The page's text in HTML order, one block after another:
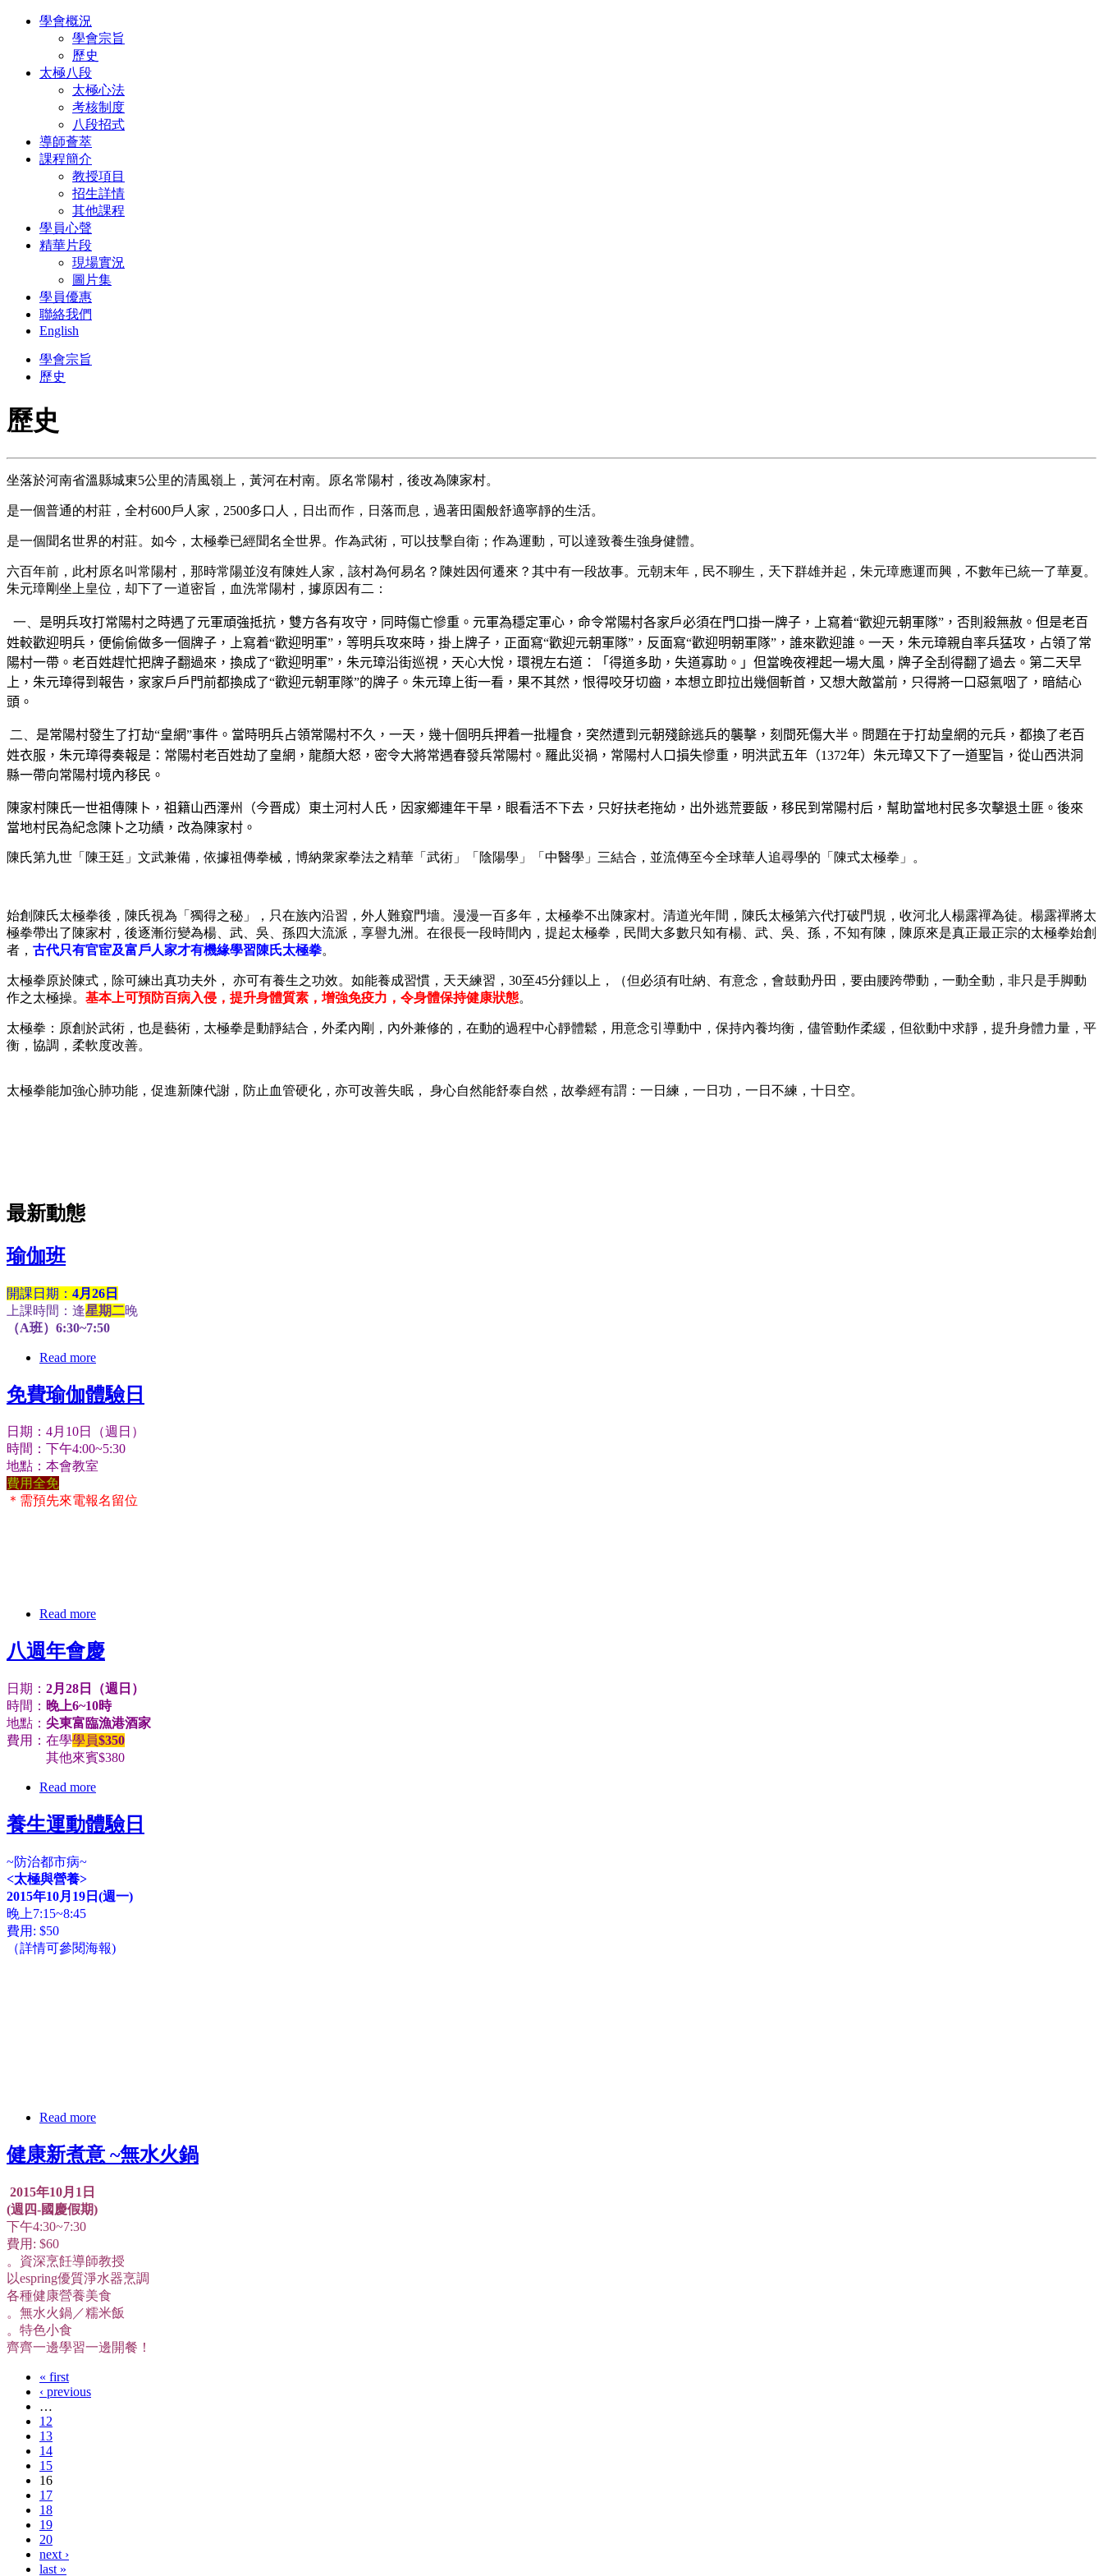
學會概況
學會宗旨
歷史
太極八段
太極心法
考核制度
八段招式
導師薈萃
課程簡介
教授項目
招生詳情
其他課程
學員心聲
精華片段
現場實況
圖片集
學員優惠
聯絡我們
English
學會宗旨
歷史
歷史
坐落於河南省溫縣城東5公里的清風嶺上，黃河在村南。原名常陽村，後改為陳家村。
是一個普通的村莊，全村600戶人家，2500多口人，日出而作，日落而息，過著田園般舒適寧靜的生活。
是一個聞名世界的村莊。如今，太極拳已經聞名全世界。作為武術，可以技擊自衛；作為運動，可以達致養生強身健體。
六百年前，此村原名叫常陽村，那時常陽並沒有陳姓人家，該村為何易名？陳姓因何遷來？其中有一段故事。元朝末年，民不聊生，天下群雄并起，朱元璋應運而興，不數年已統一了華夏。
朱元璋剛坐上皇位，却下了一道密旨，血洗常陽村，據原因有二：
一、 是明兵攻打常陽村之時遇了元軍頑強抵抗，雙方各有攻守，同時傷亡慘重。元軍為穩定軍心，命令常陽村各家戶必須在門口掛一牌子，上寫着“歡迎元朝軍隊”，否則殺無赦。但是老百
姓較歡迎明兵，便偷偷做多一個牌子，上寫着“歡迎明軍”，等明兵攻來時，掛上牌子，正面寫“歡迎元朝軍隊”，反面寫“歡迎明朝軍隊”，誰來歡迎誰。一天，朱元璋親自率兵猛攻，占領了常
陽村一帶。老百姓趕忙把牌子翻過來，換成了“歡迎明軍”，朱元璋沿街巡視，天心大悅，環視左右道：「得道多助，失道寡助。」但當晚夜裡起一場大風，牌子全刮得翻了過去。第二天早
上，朱元璋得到報告，家家戶戶門前都換成了“歡迎元朝軍隊”的牌子。朱元璋上街一看，果不其然，恨得咬牙切齒，本想立即拉出幾個斬首，又想大敵當前，只得將一口惡氣咽了，暗結心
頭。
二、 是常陽村發生了打劫“皇網”事件。當時明兵占領常陽村不久，一天，幾十個明兵押着一批糧食，突然遭到元朝殘餘逃兵的襲擊，刻間死傷大半。問題在于打劫皇網的元兵，都換了老百
姓衣服，朱元璋得奏報是：常陽村老百姓劫了皇網，龍顏大怒，密令大將常遇春發兵常陽村。羅此災禍，常陽村人口損失慘重，明洪武五年（1372年）朱元璋又下了一道聖旨，從山西洪洞
縣一帶向常陽村境內移民。
陳家村陳氏一世祖傳陳卜，祖籍山西澤州（今晋成）東土河村人氏，因家鄉連年干旱，眼看活不下去，只好扶老拖幼，出外逃荒要飯，移民到常陽村后，幫助當地村民多次擊退土匪。後來
當地村民為紀念陳卜之功績，改為陳家村。
陳氏第九世「陳王廷」文武兼備，依據祖傳拳械，博納衆家拳法之精華「武術」「陰陽學」「中醫學」三結合，並流傳至今全球華人追尋學的「陳式太極拳」。
始創陳氏太極拳後，陳氏視為「獨得之秘」，只在族內沿習，外人難窺門墻。漫漫一百多年，太極拳不出陳家村。清道光年間，陳氏太極第六代打破門規，收河北人楊露禪為徒。楊露禪將太
極拳帶出了陳家村，後逐漸衍變為楊、武、吳、孫四大流派，享譽九洲。在很長一段時間內，提起太極拳，民間大多數只知有楊、武、吳、孫，不知有陳，陳原來是真正最正宗的太極拳始創
者， 古代只有官宦及富戶人家才有機緣學習陳氏太極拳。
太極拳原於陳式，除可練出真功夫外， 亦可有養生之功效。如能養成習慣，天天練習，30至45分鍾以上，（但必須有吐納、有意念，會鼓動丹田，要由腰跨帶動，一動全動，非只是手脚動
作之太極操。 基本上可預防百病入侵，提升身體質素，增強免疫力，令身體保持健康狀態。
太極拳：原創於武術，也是藝術，太極拳是動靜結合，外柔內剛，內外兼修的，在動的過程中心靜體鬆，用意念引導動中，保持內養均衡，儘管動作柔緩，但欲動中求靜，提升身體力量，平
衡，協調，柔軟度改善。
太極拳能加強心肺功能，促進新陳代謝，防止血管硬化，亦可改善失眠， 身心自然能舒泰自然，故拳經有謂：一日練，一日功，一日不練，十日空。
最新動態
瑜伽班
開課日期： 4月26日
上課時間：逢星期二晚
（A班）6:30~7:50
Read more
免費瑜伽體驗日
日期：4月10日（週日）
時間：下午4:00~5:30
地點：本會教室
費用全免
＊需預先來電報名留位
Read more
八週年會慶
日期： 2月28日（週日）
時間： 晚上6~10時
地點： 尖東富臨漁港酒家
費用：在學學員$350
其他來賓$380
Read more
養生運動體驗日
~防治都市病~
<太極與營養>
2015年10月19日(週一)
晚上7:15~8:45
費用: $50
（詳情可參閱海報)
Read more
健康新煮意 ~無水火鍋
2015年10月1日
(週四-國慶假期)
下午4:30~7:30
費用: $60
。資深烹飪導師教授
以espring優質淨水器烹調
各種健康營養美食
。無水火鍋／糯米飯
。特色小食
齊齊一邊學習一邊開餐！
« first
‹ previous
…
12
13
14
15
16
17
18
19
20
next ›
last »